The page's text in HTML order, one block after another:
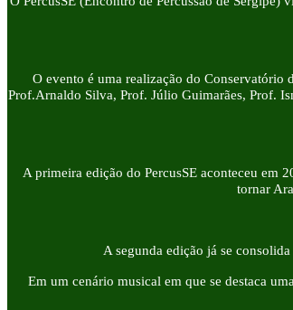
O evento é uma realização do Conservatório
Prof.Arnaldo Silva, Prof. Júlio Guimarães, Prof.
A primeira edição do PercusSE aconteceu em
tornar
A segunda edição já se
Em um cenário musical em que se destaca